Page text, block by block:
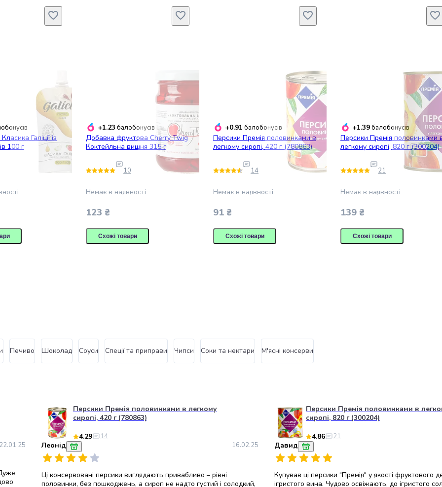
Галіції із
100 г
+1.23 балобонусів
Добавка фруктова Cherry Twig
Коктейльна вишня 315 г
10
Немає в наявності
123 ₴
Схожі товари
+0.91 балобонусів
Персики Премія половинками в
легкому сиропі, 420 г (780863)
14
Немає в наявності
91 ₴
Схожі товари
+1.39балобонусів
Персики Премія половинками
легкому сиропі, 820 г (300204)
21
Немає в наявності
139 ₴
Схожі товари
Печиво Шоколад Соуси Спеції та приправи Чипси Соки та нектари М'ясні консерви
22.01.25
Персики Премія половинками в легкому
сиропі, 420 г (780863)
4.29
14
Леонід 16.02.25
Ці консервовані персики виглядають привабливо – рівні
половинки, без пошкоджень, а сироп не надто густий і солодкий,
Персики Премія половинками в
сиропі, 820 г (300204)
4.86
21
Давид
Купував ці персики "Премія" у якості фруктового
ігристого вина. Чудово освіжають, до ігристого